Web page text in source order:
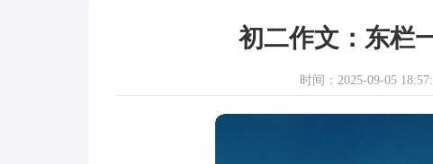
初二作文：东栏
时间：2025-09-05